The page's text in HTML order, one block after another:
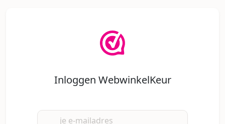
Inloggen WebwinkelKeur
je e-mailadres